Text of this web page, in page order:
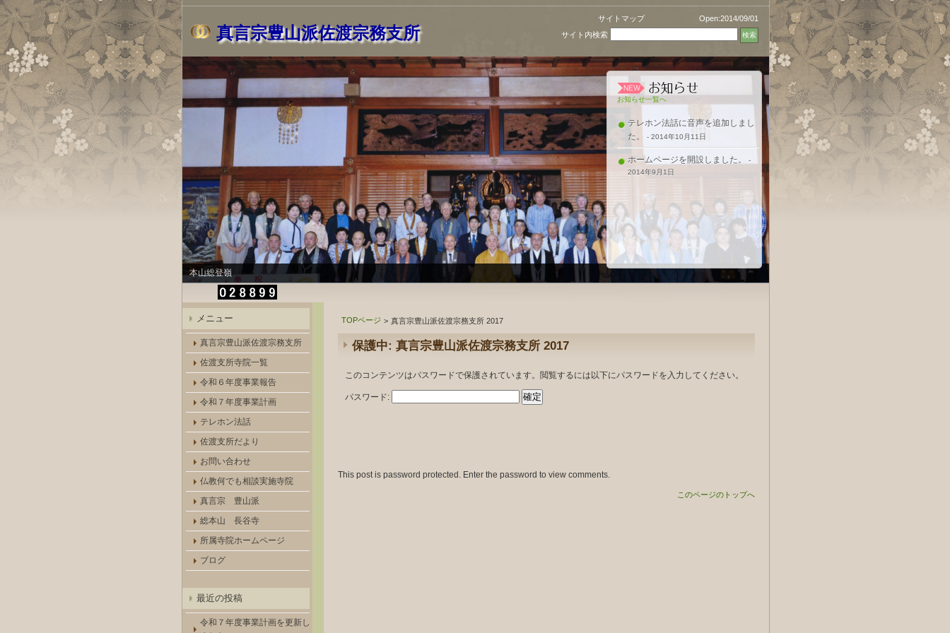
真言宗豊山派佐渡宗務支所
サイトマップ
Open:2014/09/01
サイト内検索
本山総登嶺
お知らせ一覧へ
テレホン法話に音声を追加しまし
た。
- 2014年10月11日
ホームページを開設しました。
-
2014年9月1日
TOPページ > 真言宗豊山派佐渡宗務支所 2017
保護中: 真言宗豊山派佐渡宗務支所 2017
このコンテンツはパスワードで保護されています。閲覧するには以下にパスワードを入力してください。
パスワード:
This post is password protected. Enter the password to view comments.
このページのトップへ
メニュー
真言宗豊山派佐渡宗務支所
佐渡支所寺院一覧
令和６年度事業報告
令和７年度事業計画
テレホン法話
佐渡支所だより
お問い合わせ
仏教何でも相談実施寺院
真言宗 豊山派
総本山 長谷寺
所属寺院ホームページ
ブログ
最近の投稿
令和７年度事業計画を更新し